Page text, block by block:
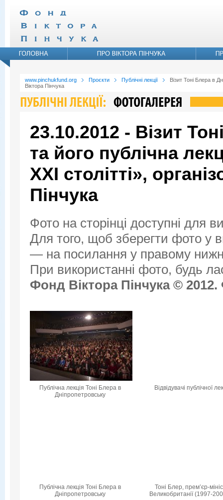
www.pinchukfund.org Проєкти Публічні лекції
Візит Тоні Блера в
Віктора Пінчука
23.10.2012 - Візит
та його публічна
XXI столітті»,
Пінчука
Фото на сторінці доступні для
Для того, щоб зберегти фото у
— на посилання у правому
При використанні фото, будь
Фонд Віктора Пінчука ©
Публічна лекція Тоні Блера в
Дніпропетровську
Відвідувачі публічної
Публічна лекція Тоні Блера в
Дніпропетровську
Тоні Блер, прем’єр-
Великобританії (1997-